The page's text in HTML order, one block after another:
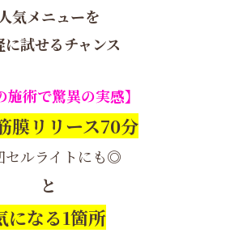
人気メニューを
に試せるチャンス
施術で驚異の実感】
膜リリース70分
セルライトにも◎
と
になる1箇所